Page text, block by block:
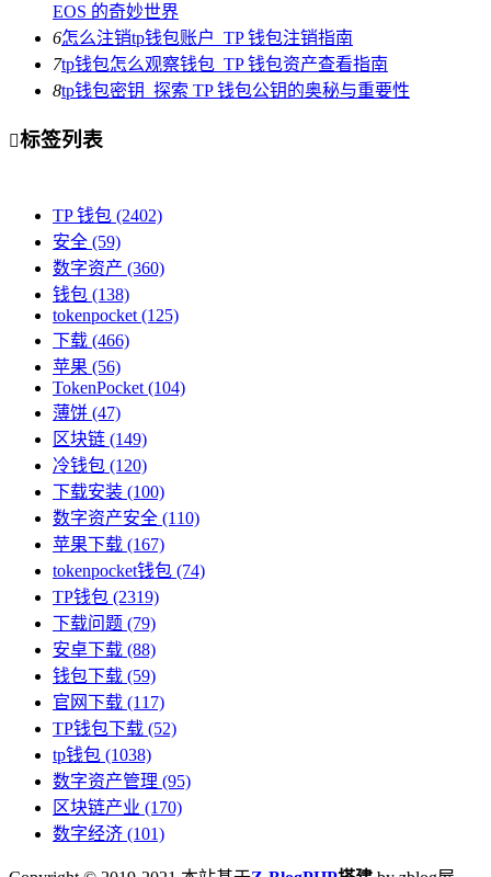
EOS 的奇妙世界
6怎么注销tp钱包账户_TP 钱包注销指南
7tp钱包怎么观察钱包_TP 钱包资产查看指南
8tp钱包密钥_探索 TP 钱包公钥的奥秘与重要性
标签列表
TP 钱包 (2402)
安全 (59)
数字资产 (360)
钱包 (138)
tokenpocket(125)
下载 (466)
苹果 (56)
TokenPocket(104)
薄饼 (47)
区块链 (149)
冷钱包 (120)
下载安装 (100)
数字资产安全 (110)
苹果下载 (167)
tokenpocket钱包 (74)
TP钱包 (2319)
下载问题 (79)
安卓下载 (88)
钱包下载 (59)
官网下载 (117)
TP钱包下载 (52)
tp钱包 (1038)
数字资产管理 (95)
区块链产业 (170)
数字经济 (101)